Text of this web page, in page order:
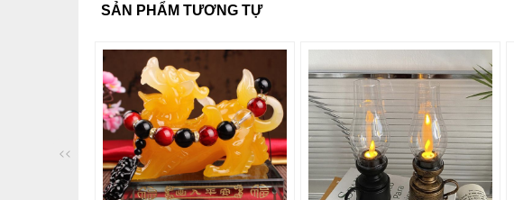
Túi chắc chắn, có khung thép, chất liệu vải polyester. Có quai
SẢN PHẨM TƯƠNG TỰ
<<